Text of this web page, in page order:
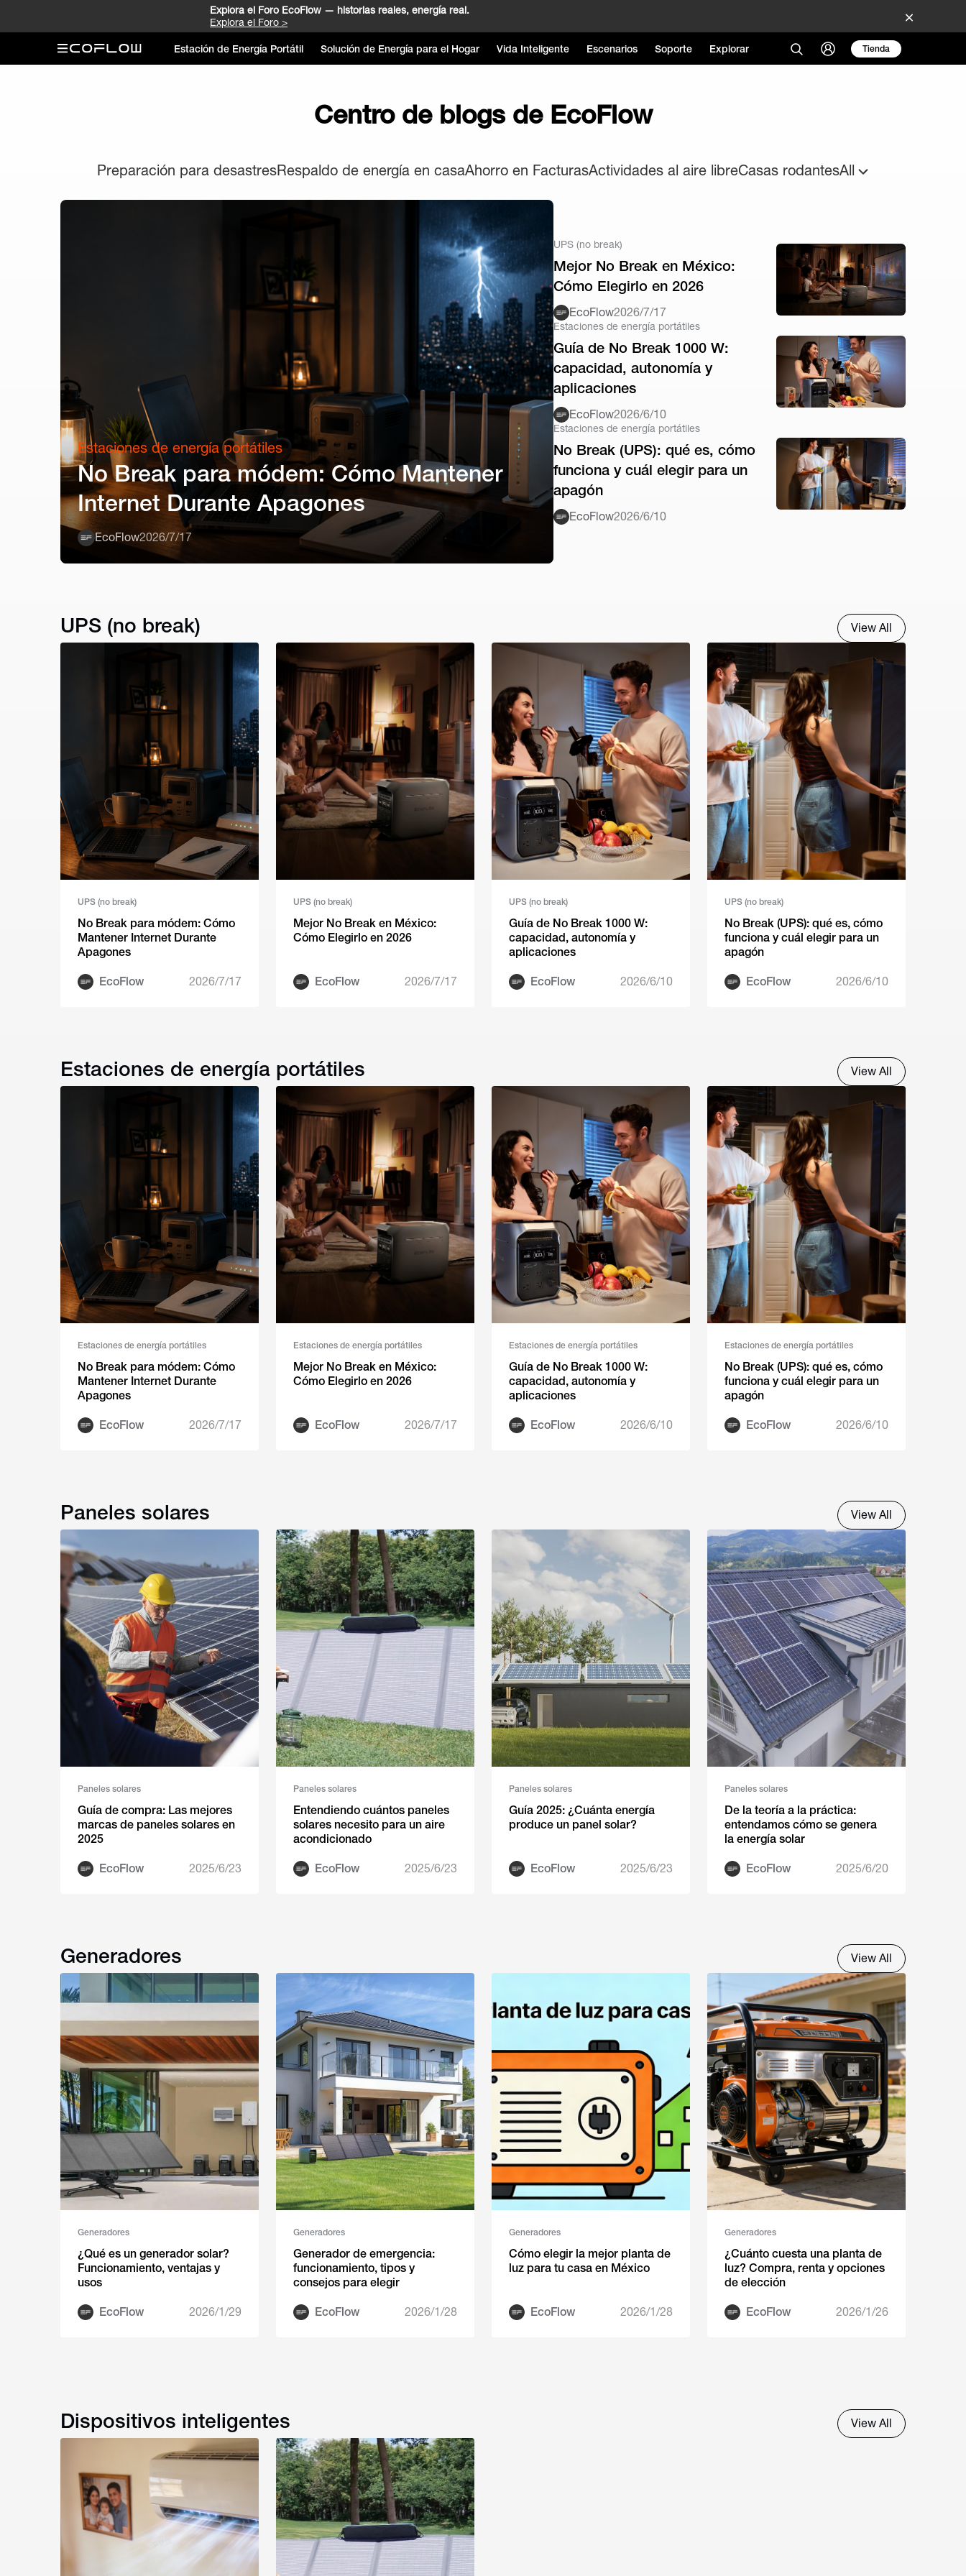
Explora el Foro EcoFlow — historias reales, energía real.
Explora el Foro >
Estación de Energía Portátil Solución de Energía para el Hogar Vida Inteligente Escenarios Soporte Explorar Tienda
Centro de blogs de EcoFlow
Preparación para desastresRespaldo de energía en casaAhorro en FacturasActividades al aire libreCasas rodantesAll
Estaciones de energía portátiles
No Break para módem: Cómo Mantener
Internet Durante Apagones
EcoFlow2026/7/17
UPS (no break)
Mejor No Break en México:
Cómo Elegirlo en 2026
EcoFlow2026/7/17
Estaciones de energía portátiles
Guía de No Break 1000 W:
capacidad, autonomía y
aplicaciones
EcoFlow2026/6/10
Estaciones de energía portátiles
No Break (UPS): qué es, cómo
funciona y cuál elegir para un
apagón
EcoFlow2026/6/10
UPS (no break) View All
UPS (no break)
No Break para módem: Cómo
Mantener Internet Durante
Apagones
EcoFlow 2026/7/17
UPS (no break)
Mejor No Break en México:
Cómo Elegirlo en 2026
EcoFlow 2026/7/17
UPS (no break)
Guía de No Break 1000 W:
capacidad, autonomía y
aplicaciones
EcoFlow 2026/6/10
UPS (no break)
No Break (UPS): qué es, cómo
funciona y cuál elegir para un
apagón
EcoFlow 2026/6/10
Estaciones de energía portátiles View All
Estaciones de energía portátiles
No Break para módem: Cómo
Mantener Internet Durante
Apagones
EcoFlow 2026/7/17
Estaciones de energía portátiles
Mejor No Break en México:
Cómo Elegirlo en 2026
EcoFlow 2026/7/17
Estaciones de energía portátiles
Guía de No Break 1000 W:
capacidad, autonomía y
aplicaciones
EcoFlow 2026/6/10
Estaciones de energía portátiles
No Break (UPS): qué es, cómo
funciona y cuál elegir para un
apagón
EcoFlow 2026/6/10
Paneles solares View All
Paneles solares
Guía de compra: Las mejores
marcas de paneles solares en
2025
EcoFlow 2025/6/23
Paneles solares
Entendiendo cuántos paneles
solares necesito para un aire
acondicionado
EcoFlow 2025/6/23
Paneles solares
Guía 2025: ¿Cuánta energía
produce un panel solar?
EcoFlow 2025/6/23
Paneles solares
De la teoría a la práctica:
entendamos cómo se genera
la energía solar
EcoFlow 2025/6/20
Generadores View All
Generadores
¿Qué es un generador solar?
Funcionamiento, ventajas y
usos
EcoFlow 2026/1/29
Generadores
Generador de emergencia:
funcionamiento, tipos y
consejos para elegir
EcoFlow 2026/1/28
Generadores
Cómo elegir la mejor planta de
luz para tu casa en México
EcoFlow 2026/1/28
Generadores
¿Cuánto cuesta una planta de
luz? Compra, renta y opciones
de elección
EcoFlow 2026/1/26
Dispositivos inteligentes View All